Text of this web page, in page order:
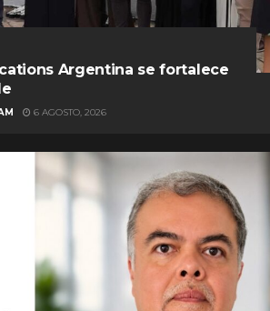
Argentina se fortalece
6 AGOSTO, 2026